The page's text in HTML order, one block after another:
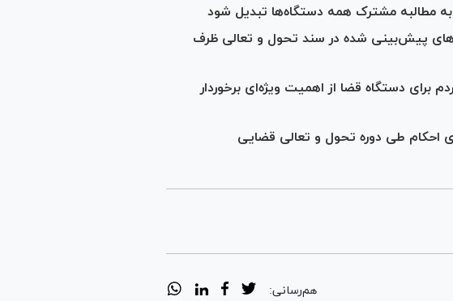
مطالبه مشترک همه دستگاه‌ها تبدیل شود
بیش از ۶۰ درصد برنامه‌های پیش‌بینی شده در سند تحول و تعالی ظرف
دستگاه قضا از اهمیت ویژه‌ای برخوردار
احکام طی دوره تحول و تعالی قضایی
هم‌رسانی: